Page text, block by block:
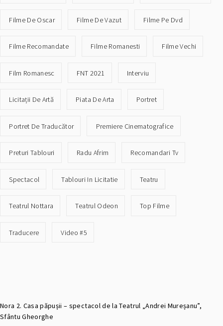
Filme De Oscar Filme De Vazut Filme Pe Dvd
Filme Recomandate Filme Romanesti Filme Vechi
Film Romanesc FNT 2021 Interviu
Licitații De Artă Piata De Arta Portret
Portret De Traducător Premiere Cinematografice
Preturi Tablouri Radu Afrim Recomandari Tv
Spectacol Tablouri In Licitatie Teatru
Teatrul Nottara Teatrul Odeon Top Filme
Traducere Video #5
Nora 2. Casa păpușii – spectacol de la Teatrul „Andrei Mureșanu”,
Sfântu Gheorghe